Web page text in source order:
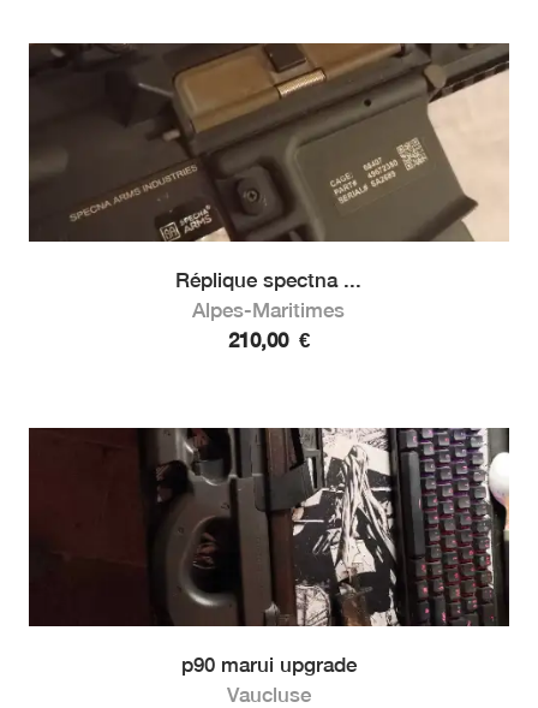
Réplique spectna ...
Alpes-Maritimes
210,00 €
p90 marui upgrade
Vaucluse